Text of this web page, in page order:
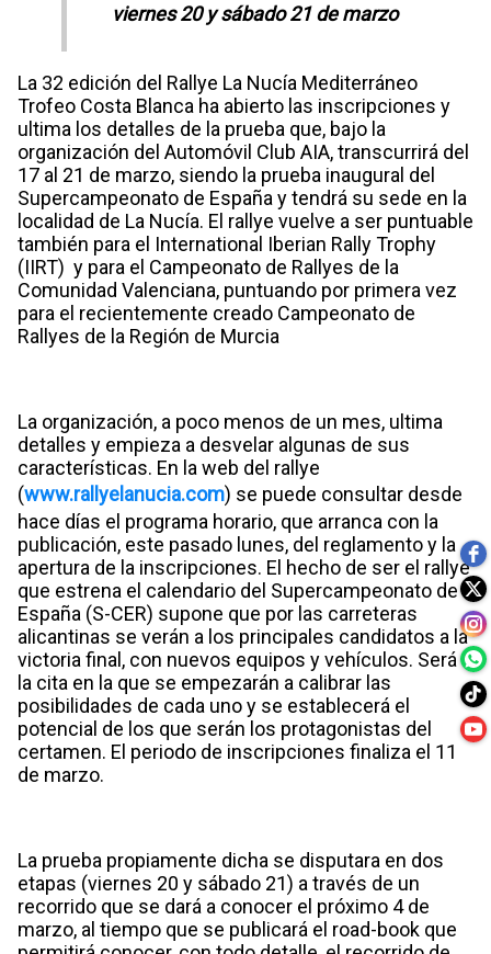
viernes 20 y sábado 21 de marzo
La 32 edición del Rallye La Nucía Mediterráneo
Trofeo Costa Blanca ha abierto las inscripciones y
ultima los detalles de la prueba que, bajo la
organización del Automóvil Club AIA, transcurrirá del
17 al 21 de marzo, siendo la prueba inaugural del
Supercampeonato de España y tendrá su sede en la
localidad de La Nucía. El rallye vuelve a ser puntuable
también para el International Iberian Rally Trophy
(IIRT) y para el Campeonato de Rallyes de la
Comunidad Valenciana, puntuando por primera vez
para el recientemente creado Campeonato de
Rallyes de la Región de Murcia
La organización, a poco menos de un mes, ultima
detalles y empieza a desvelar algunas de sus
características. En la web del rallye
(www.rallyelanucia.com) se puede consultar desde
hace días el programa horario, que arranca con la
publicación, este pasado lunes, del reglamento y la
apertura de la inscripciones. El hecho de ser el rallye
que estrena el calendario del Supercampeonato de
España (S-CER) supone que por las carreteras
alicantinas se verán a los principales candidatos a la
victoria final, con nuevos equipos y vehículos. Será
la cita en la que se empezarán a calibrar las
posibilidades de cada uno y se establecerá el
potencial de los que serán los protagonistas del
certamen. El periodo de inscripciones finaliza el 11
de marzo.
La prueba propiamente dicha se disputara en dos
etapas (viernes 20 y sábado 21) a través de un
recorrido que se dará a conocer el próximo 4 de
marzo, al tiempo que se publicará el road-book que